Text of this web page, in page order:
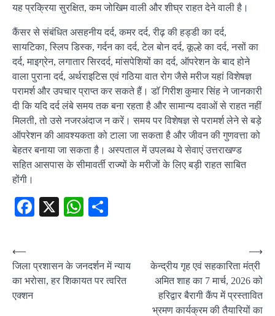
यह प्रक्रिया सुरक्षित, कम जोखिम वाली और शीघ्र राहत देने वाली है।
कैंसर से संबंधित असहनीय दर्द, कमर दर्द, रीढ़ की हड्डी का दर्द,
सायटिका, स्लिप डिस्क, गर्दन का दर्द, टेल बोन दर्द, कूल्हे का दर्द, नसों का
दर्द, माइग्रेन, लगातार सिरदर्द, मांसपेशियों का दर्द, ऑपरेशन के बाद होने
वाला पुराना दर्द, अर्थराइटिस एवं गठिया वात रोग जैसे मरीज यहां विशेषज्ञ
परामर्श और उपचार प्राप्त कर सकते हैं। डाॅ गिरीश कुमार सिंह ने जानकारी
दी कि यदि दर्द लंबे समय तक बना रहता है और सामान्य दवाओं से राहत नहीं
मिलती, तो उसे नजरअंदाज न करें। समय पर विशेषज्ञ से परामर्श लेने से बड़े
ऑपरेशन की आवश्यकता को टाला जा सकता है और जीवन की गुणवत्ता को
बेहतर बनाया जा सकता है। अस्पताल में उपलब्ध ये सेवाएं उत्तराखण्ड
सहित आसपास के सीमावर्ती राज्यों के मरीजों के लिए बड़ी राहत साबित
होंगी।
Facebook
X WhatsApp
Post
navigation
⟵
जिला प्रशासन के जनदर्शन में न्याय
का भरोसा, हर शिकायत पर त्वरित
एक्शन
केन्द्रीय गृह एवं सहकारिता मंत्री
अमित शाह का 7 मार्च, 2026 को
हरिद्वार बैरागी कैंप में प्रस्तावित
भ्रमण कार्यक्रम की तैयारियों का
⟶